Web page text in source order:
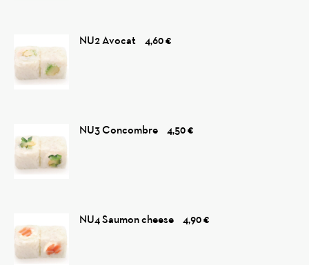
NU2 Avocat 4,60 €
NU3 Concombre 4,50 €
NU4 Saumon cheese 4,90 €